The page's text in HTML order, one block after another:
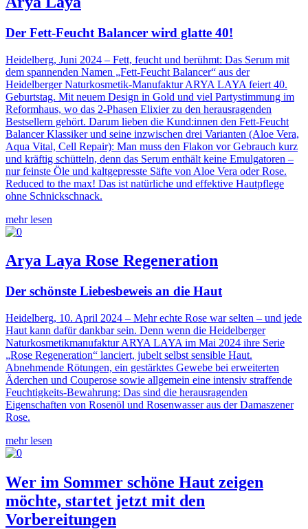
Der Fett-Feucht Balancer wird glatte 40!
Heidelberg, Juni 2024 – Fett, feucht und berühmt: Das Serum mit
dem spannenden Namen „Fett-Feucht Balancer“ aus der
Heidelberger Naturkosmetik-Manufaktur ARYA LAYA feiert 40.
Geburtstag. Mit neuem Design in Gold und viel Partystimmung im
Reformhaus, wo das 2-Phasen Elixier zu den herausragenden
Bestsellern gehört. Darum lieben die Kund:innen den Fett-Feucht
Balancer Klassiker und seine inzwischen drei Varianten (Aloe Vera,
Aqua Vital, Cell Repair): Man muss den Flakon vor Gebrauch kurz
und kräftig schütteln, denn das Serum enthält keine Emulgatoren –
nur feinste Öle und kaltgepresste Säfte von Aloe Vera oder Rose.
Reduced to the max! Das ist natürliche und effektive Hautpflege
ohne Schnickschnack.
mehr lesen
Arya Laya Rose Regeneration
Der schönste Liebesbeweis an die Haut
Heidelberg, 10. April 2024 – Mehr echte Rose war selten – und jede
Haut kann dafür dankbar sein. Denn wenn die Heidelberger
Naturkosmetikmanufaktur ARYA LAYA im Mai 2024 ihre Serie
„Rose Regeneration“ lanciert, jubelt selbst sensible Haut.
Abnehmende Rötungen, ein gestärktes Gewebe bei erweiterten
Äderchen und Couperose sowie allgemein eine intensiv straffende
Feuchtigkeits-Bewahrung: Das sind die herausragenden
Eigenschaften von Rosenöl und Rosenwasser aus der Damaszener
Rose.
mehr lesen
Wer im Sommer schöne Haut zeigen
möchte, startet jetzt mit den
Vorbereitungen